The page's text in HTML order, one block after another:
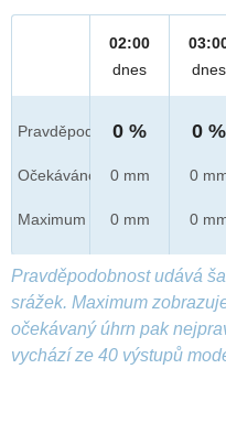
Pravděpod.
Očekáváno
Maximum
02:00
dnes
0 %
0 mm
0 mm
dnes
0 %
0
0
Pravděpodobnost udává
srážek. Maximum
očekávaný úhrn pak
vychází ze 40 výstupů